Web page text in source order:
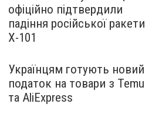
офіційно підтвердили
падіння російської ракети
Х-101
Українцям готують новий
податок на товари з Temu
та AliExpress